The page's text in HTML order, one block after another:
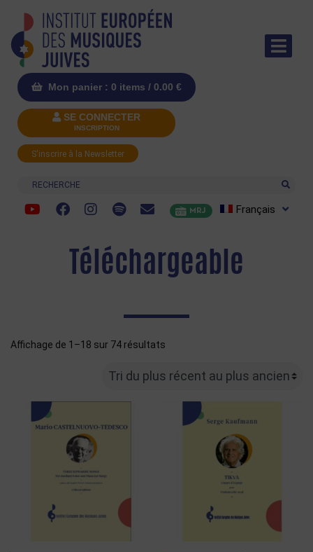
Mon panier : 0 items / 0.00 €
SE CONNECTER
INSCRIPTION
S'inscrire à la Newsletter
Recherche
MRJ Français
Téléchargeable
Affichage de 1–18 sur 74 résultats